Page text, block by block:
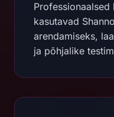
kasutavad
arendamiseks,
ja põhjalike